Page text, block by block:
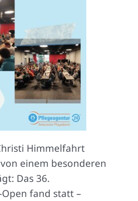
Himmelfahrt
einem besonderen
Das 36.
fand statt –